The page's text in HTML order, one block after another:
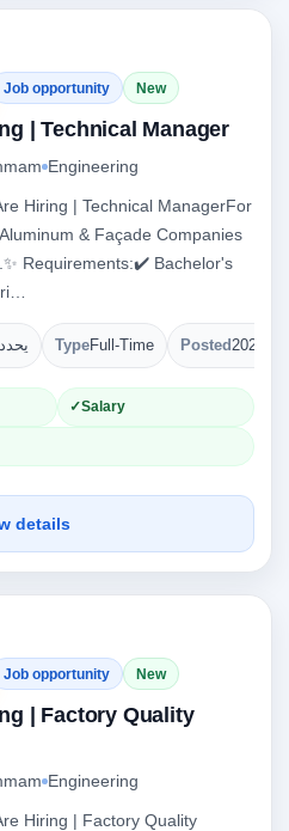
Job opportunity New
| Technical Manager
Engineering
Hiring | Technical ManagerFor
& Façade Companies
Requirements:✔️ Bachelor's
TypeFull-Time Posted2026-
Salary
details
Job opportunity New
| Factory Quality
Engineering
Hiring | Factory Quality